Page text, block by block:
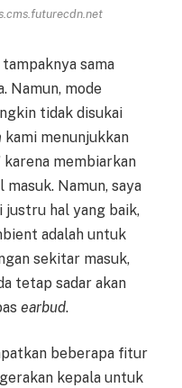
sama
Namun, mode
tidak disukai
kami menunjukkan
karena membiarkan
Namun, saya
justru hal yang baik,
adalah untuk
sekitar masuk,
tetap sadar akan
earbud.
beberapa fitur
kepala untuk